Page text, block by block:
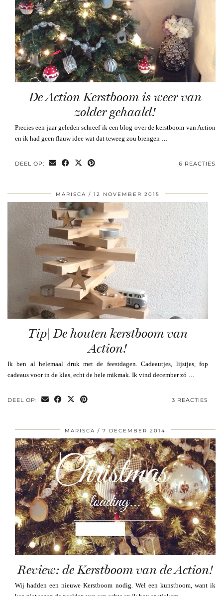
De Action Kerstboom is weer van
zolder gehaald!
Precies een jaar geleden schreef ik een blog over de kerstboom van Action
en ik had geen flauw idee wat dat teweeg zou brengen …
DEEL OP: 6 REACTIES
MARISCA 12 NOVEMBER 2015
Tip| De houten kerstboom van
Action!
Ik ben al helemaal druk met de feestdagen. Cadeautjes, lijstjes, fop
cadeaus voor in de klas, echt de hele mikmak. Ik vind december zó …
DEEL OP: 3 REACTIES
MARISCA 7 DECEMBER 2014
Review: de Kerstboom van de Action!
Wij hadden een nieuwe Kerstboom nodig. Wel een kunstboom, want ik